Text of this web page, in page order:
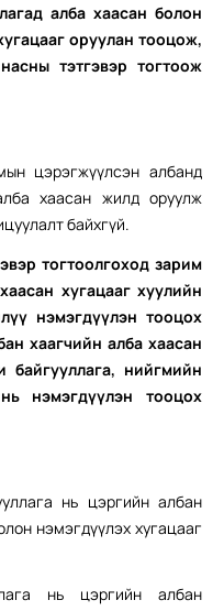
алба хаасан болон
оруулан тооцож,
тэтгэвэр тогтоож
цэрэгжүүлсэн албанд
хаасан жилд оруулж
байхгүй.
тогтоолгоход зарим
хугацааг хуулийн
нэмэгдүүлэн тооцох
хаагчийн алба хаасан
байгууллага, нийгмийн
нэмэгдүүлэн тооцох
нь цэргийн албан
нэмэгдүүлэх хугацааг
нь цэргийн албан